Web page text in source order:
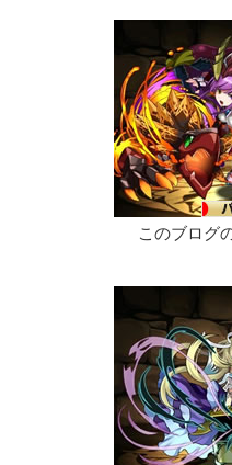
このブログ